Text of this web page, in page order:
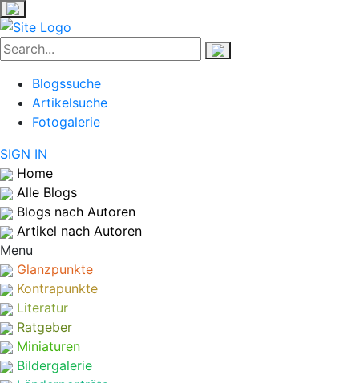
Blogssuche
Artikelsuche
Fotogalerie
SIGN IN
Home
Alle Blogs
Blogs nach Autoren
Artikel nach Autoren
Menu
Glanzpunkte
Kontrapunkte
Literatur
Ratgeber
Miniaturen
Bildergalerie